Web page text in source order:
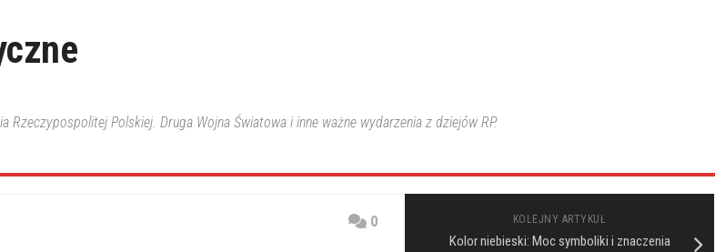
Polskiej. Druga Wojna Światowa i inne ważne wydarzenia z dziejów RP.
0 KOLEJNY ARTYKUŁ
Kolor niebieski: Moc symboliki i znaczenia